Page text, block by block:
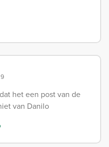
het een post van de
van Danilo